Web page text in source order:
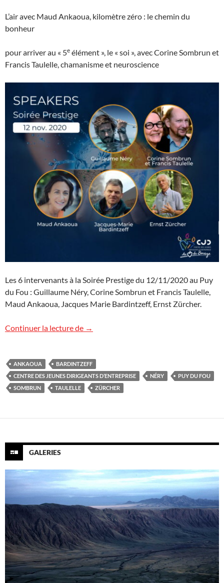
L’air avec Maud Ankaoua, kilomètre zéro : le chemin du
bonheur
pour arriver au « 5e élément », le « soi », avec Corine Sombrun et
Francis Taulelle, chamanisme et neuroscience
Les 6 intervenants à la Soirée Prestige du 12/11/2020 au Puy
du Fou : Guillaume Néry, Corine Sombrun et Francis Taulelle,
Maud Ankaoua, Jacques Marie Bardintzeff, Ernst Zürcher.
Continuer la lecture de Soirée Prestige au Puy du Fou
→
ANKAOUA
BARDINTZEFF
CENTRE DES JEUNES DIRIGEANTS D’ENTREPRISE
NÉRY
PUY DU FOU
SOMBRUN
TAULELLE ZÜRCHER
GALERIES